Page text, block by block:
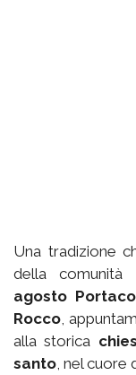
Una tradizione
della
agosto
Rocco ,
alla storica
santo , nel cuore